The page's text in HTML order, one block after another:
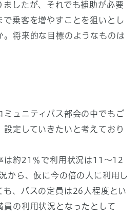
ましたが、それでも補助が必要
で乗客を増やすことを狙いとし
。将来的な目標のようなものは
ミュニティバス部会の中でもご
設定していきたいと考えており
は約21％で利用状況は11～12
から、仮に今の倍の人に利用し
も、バスの定員は26人程度とい
員の利用状況となったとして